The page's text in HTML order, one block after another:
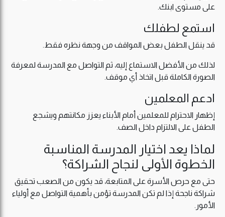
على مستوى ابنك.
استمع لطفلك
قد ينقل الطفل بعض المواقف من وجهة نظره فقط.
لذلك من الأفضل الاستماع إليه، ثم التواصل مع المدرسة لمعرفة
الصورة الكاملة قبل اتخاذ أي موقف.
ادعم المعلمين
إظهار الاحترام للمعلمين أمام الأبناء يعزز مكانتهم ويشجع
الطفل على الالتزام داخل الصف.
لماذا يعد اختيار المدرسة المناسبة
الخطوة الأولى لنجاح الشراكة؟
حتى مع حرص الأسرة على المتابعة، قد يكون من الصعب تحقيق
شراكة ناجحة إذا لم تكن المدرسة تؤمن بأهمية التواصل مع أولياء
الأمور.